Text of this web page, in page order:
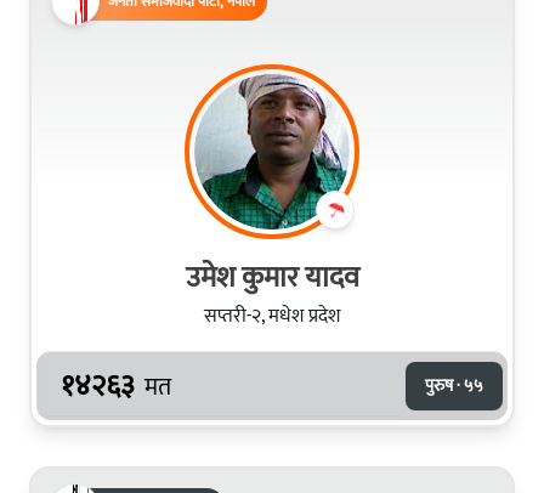
उमेश कुमार यादव
सप्तरी-२, मधेश प्रदेश
१४२६३ मत पुरुष · ५५